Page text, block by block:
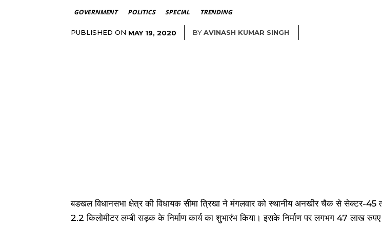
GOVERNMENT POLITICS SPECIAL TRENDING
PUBLISHED ON MAY 19, 2020 BYAVINASH KUMAR SINGH
बडखल विधानसभा क्षेत्र की विधायक सीमा त्रिखा ने मंगलवार को स्थानीय अनखीर चैक से सेक्टर-45
2.2 किलोमीटर लम्बी सड़क के निर्माण कार्य का शुभारंभ किया। इसके निर्माण पर लगभग 47 लाख रुपए